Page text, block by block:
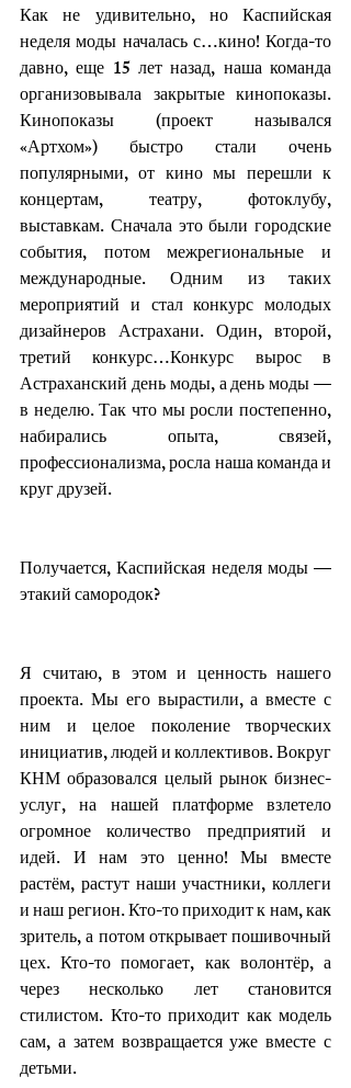
Как не удивительно, но Каспийская
неделя моды началась с…кино! Когда-то
давно, еще 15 лет назад, наша команда
организовывала закрытые кинопоказы.
Кинопоказы (проект назывался
«Артхом») быстро стали очень
популярными, от кино мы перешли к
концертам, театру, фотоклубу,
выставкам. Сначала это были городские
события, потом межрегиональные и
международные. Одним из таких
мероприятий и стал конкурс молодых
дизайнеров Астрахани. Один, второй,
третий конкурс…Конкурс вырос в
Астраханский день моды, а день моды —
в неделю. Так что мы росли постепенно,
набирались опыта, связей,
профессионализма, росла наша команда и
круг друзей.
Получается, Каспийская неделя моды —
этакий самородок?
Я считаю, в этом и ценность нашего
проекта. Мы его вырастили, а вместе с
ним и целое поколение творческих
инициатив, людей и коллективов. Вокруг
КНМ образовался целый рынок бизнес-
услуг, на нашей платформе взлетело
огромное количество предприятий и
идей. И нам это ценно! Мы вместе
растём, растут наши участники, коллеги
и наш регион. Кто-то приходит к нам, как
зритель, а потом открывает пошивочный
цех. Кто-то помогает, как волонтёр, а
через несколько лет становится
стилистом. Кто-то приходит как модель
сам, а затем возвращается уже вместе с
детьми.